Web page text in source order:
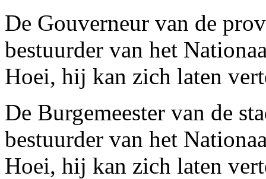
De Gouverneur van de
bestuurder van het
Hoei, hij kan zich laten
De Burgemeester van de
bestuurder van het
Hoei, hij kan zich laten